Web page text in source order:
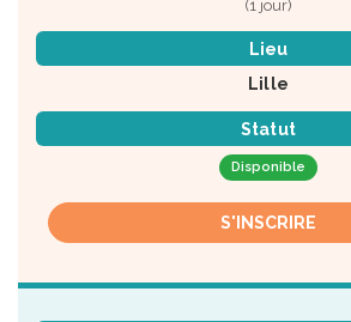
(1 jour)
Lieu
Lille
Statut
Disponible
S'INSCRIRE